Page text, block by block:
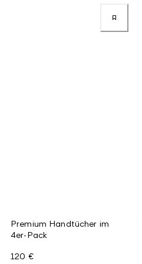
Premium Handtücher im
4er-Pack
120 €